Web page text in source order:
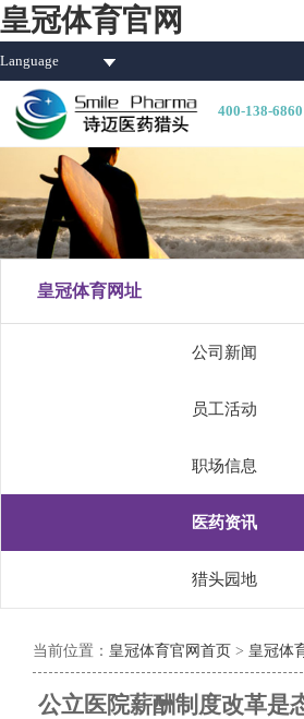
皇冠体育官网
Language
400-138-6860
皇冠体育网址
公司新闻
员工活动
职场信息
医药资讯
猎头园地
当前位置： 皇冠体育官网首页 > 皇冠体
公立医院薪酬制度改革是